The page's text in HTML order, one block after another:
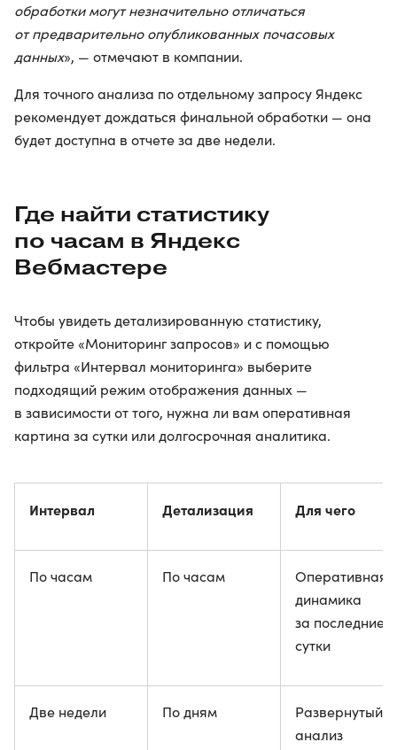
обработки могут незначительно отличаться
от предварительно опубликованных почасовых
данных», — отмечают в компании.
Для точного анализа по отдельному запросу Яндекс
рекомендует дождаться финальной обработки — она
будет доступна в отчете за две недели.
Где найти статистику
по часам в Яндекс
Вебмастере
Чтобы увидеть детализированную статистику,
откройте «Мониторинг запросов» и с помощью
фильтра «Интервал мониторинга» выберите
подходящий режим отображения данных —
в зависимости от того, нужна ли вам оперативная
картина за сутки или долгосрочная аналитика.
Интервал Детализация Для чего
По часам По часам
Оперативная
динамика
за последние
сутки
Две недели По дням
Развернутый
анализ